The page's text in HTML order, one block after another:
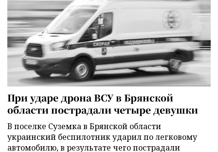
При ударе дрона ВСУ в Брянской
области пострадали четыре девушки
В поселке Суземка в Брянской области
украинский беспилотник ударил по легковому
автомобилю, в результате чего пострадали